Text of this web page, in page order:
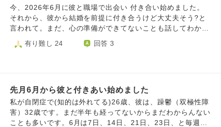
今、2026年6月に彼と職場で出会い 付き合い始めました。
それから、彼から結婚を前提に付き合うけど大丈夫そう?と
言われて。まだ、心の準備ができてないことも話してわかっ
てくれました。デート毎週行きたいみたいでそれを承諾し行
きましたが、27日彼は後からやっぱり外に出るの好きじゃな
LINE電話で寂しいからとかゲームを一緒にやることを誘わ
れました。 けど、周りの人から観れば、彼の行動も言動も
一致してない、言ってることがアホかってなりました。それ
と、もう私のお母さんは巻き込まないでと断言しました。な
有り難し 24 回答 3
先月6月から彼と付きあい始めました
私が自閉症で(知的は外れてる)26歳、彼は、躁鬱（双極性障
害）32歳です。まだ半年も経ってないからまだわからんない
ことも多いです。6月は7日、14日、21日、23日、と毎週遊